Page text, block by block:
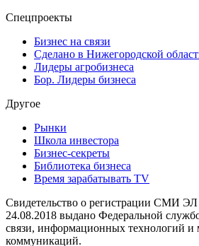
Спецпроекты
Бизнес на связи
Сделано в Нижегородской
Лидеры агробизнеса
Бор. Лидеры бизнеса
Другое
Рынки
Школа инвестора
Бизнес-секреты
Библиотека бизнеса
Время зарабатывать TV
Свидетельство о регистрации СМИ
24.08.2018 выдано Федеральной
связи, информационных технологий и
коммуникаций.